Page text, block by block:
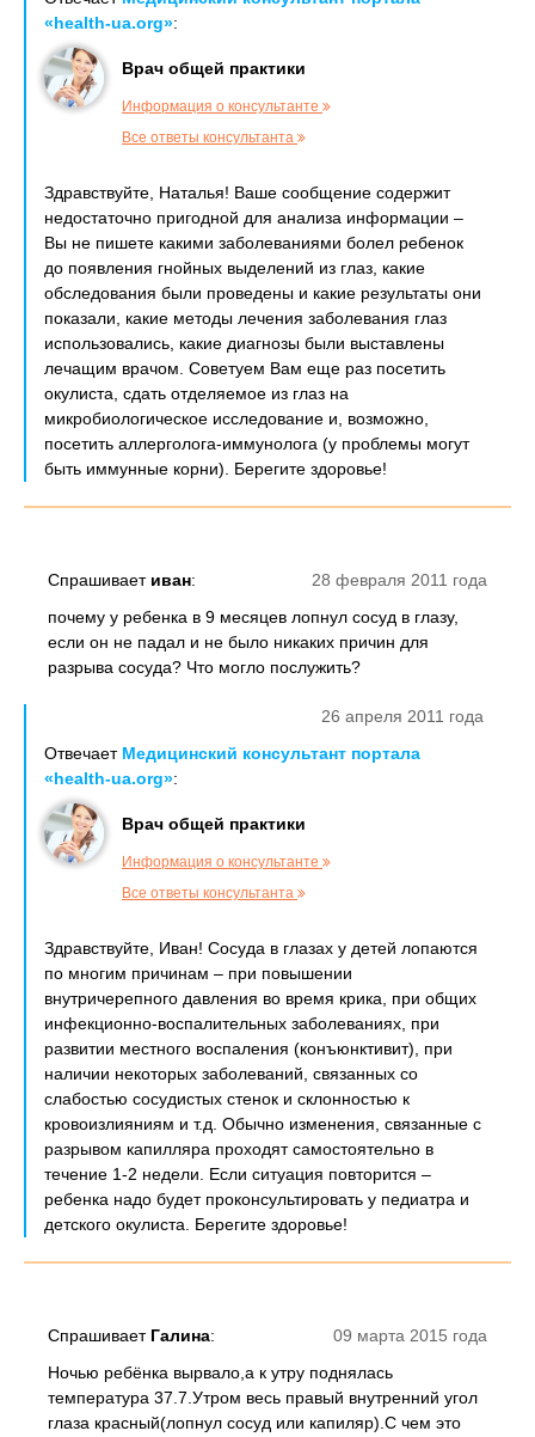
«health-ua.org»:
Врач общей практики
Информация о консультанте
Все ответы консультанта
Здравствуйте, Наталья! Ваше сообщение содержит
недостаточно пригодной для анализа информации –
Вы не пишете какими заболеваниями болел ребенок
до появления гнойных выделений из глаз, какие
обследования были проведены и какие результаты они
показали, какие методы лечения заболевания глаз
использовались, какие диагнозы были выставлены
лечащим врачом. Советуем Вам еще раз посетить
окулиста, сдать отделяемое из глаз на
микробиологическое исследование и, возможно,
посетить аллерголога-иммунолога (у проблемы могут
быть иммунные корни). Берегите здоровье!
28 февраля 2011 года
Спрашивает иван:
почему у ребенка в 9 месяцев лопнул сосуд в глазу,
если он не падал и не было никаких причин для
разрыва сосуда? Что могло послужить?
26 апреля 2011 года
Отвечает Медицинский консультант портала
«health-ua.org»:
Врач общей практики
Информация о консультанте
Все ответы консультанта
Здравствуйте, Иван! Сосуда в глазах у детей лопаются
по многим причинам – при повышении
внутричерепного давления во время крика, при общих
инфекционно-воспалительных заболеваниях, при
развитии местного воспаления (конъюнктивит), при
наличии некоторых заболеваний, связанных со
слабостью сосудистых стенок и склонностью к
кровоизлияниям и т.д. Обычно изменения, связанные с
разрывом капилляра проходят самостоятельно в
течение 1-2 недели. Если ситуация повторится –
ребенка надо будет проконсультировать у педиатра и
детского окулиста. Берегите здоровье!
09 марта 2015 года
Спрашивает Галина:
Ночью ребёнка вырвало,а к утру поднялась
температура 37.7.Утром весь правый внутренний угол
глаза красный(лопнул сосуд или капиляр).С чем это